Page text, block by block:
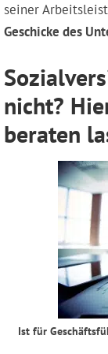
seiner
Geschicke des
nicht?
beraten
Ist für